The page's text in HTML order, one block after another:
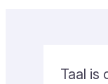
Taal is